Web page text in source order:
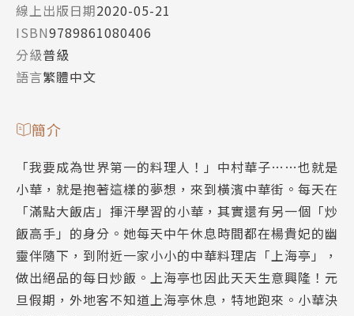
線上出版日期2020-05-21
ISBN9789861080406
分級普級
語言繁體中文
簡介
「我要成為世界第一的料理人！」中村華子……也就是
小華，就是抱著這樣的夢想，來到橫濱中華街。每天在
「滿點大飯店」揮汗學習的小華，其實還有另一個「炒
飯高手」的身分。她每天中午休息時間都在楊貴妃的幽
靈伴隨下，到附近一家小小的中華料理店「上海亭」，
做出絕品的每日炒飯。上海亭也因此天天生意興隆！元
旦假期，外地客不知道上海亭休息，特地跑來。小華決